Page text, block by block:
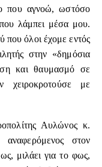
που αγνοώ, ωστόσο
λάμπει μέσα μου.
που όλοι έχομε εντός
στην «δημόσια
και θαυμασμό σε
με
Αυλώνος κ.
στον
μιλάει για το φως,